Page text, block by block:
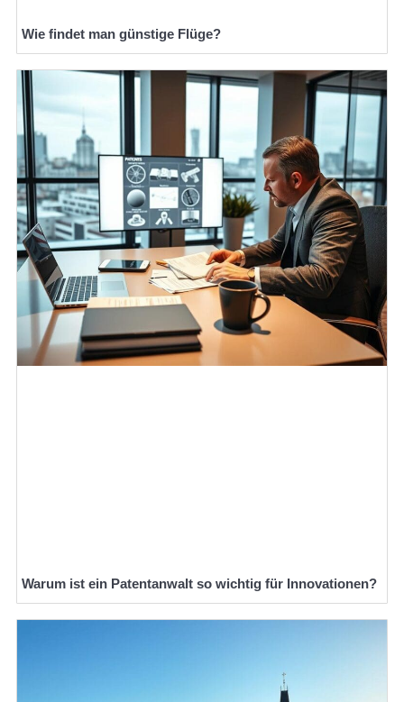
Wie findet man günstige Flüge?
Warum ist ein Patentanwalt so wichtig für Innovationen?